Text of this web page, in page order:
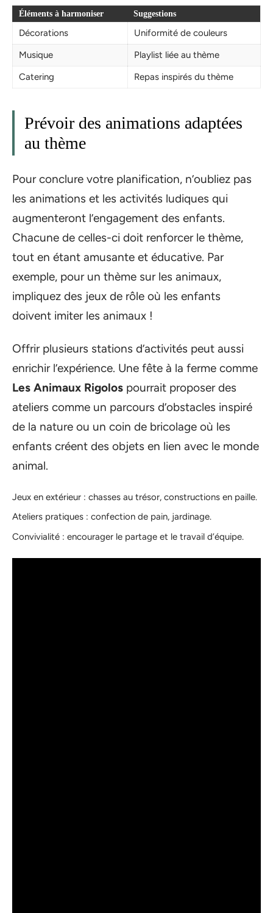
Éléments à harmoniser Suggestions
Décorations
Uniformité de couleurs
Musique
Playlist liée au thème
Catering
Repas inspirés du thème
Prévoir des animations adaptées
au thème
Pour conclure votre planification, n’oubliez pas
les animations et les activités ludiques qui
augmenteront l’engagement des enfants.
Chacune de celles-ci doit renforcer le thème,
tout en étant amusante et éducative. Par
exemple, pour un thème sur les animaux,
impliquez des jeux de rôle où les enfants
doivent imiter les animaux !
Offrir plusieurs stations d’activités peut aussi
enrichir l’expérience. Une fête à la ferme comme
Les Animaux Rigolos pourrait proposer des
ateliers comme un parcours d’obstacles inspiré
de la nature ou un coin de bricolage où les
enfants créent des objets en lien avec le monde
animal.
Jeux en extérieur : chasses au trésor, constructions en paille.
Ateliers pratiques : confection de pain, jardinage.
Convivialité : encourager le partage et le travail d’équipe.